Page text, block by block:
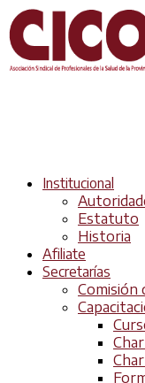
Institucional
Estatuto
Historia
Afiliate
Secretarías
Comisión